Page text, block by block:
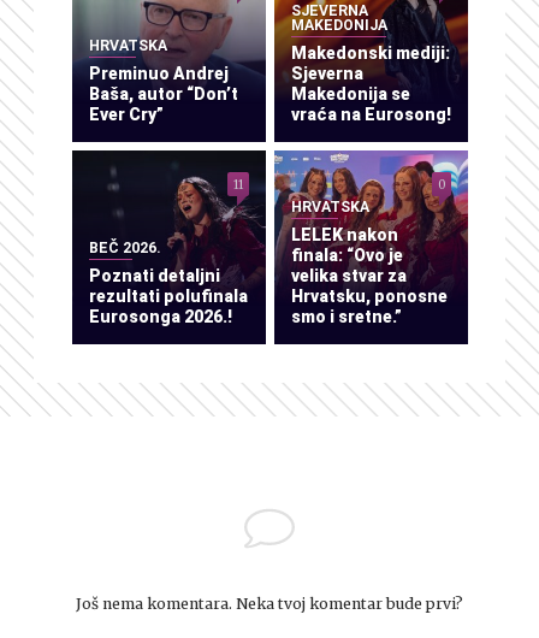
HRVATSKA
Preminuo Andrej
Baša, autor “Don’t
Ever Cry”
SJEVERNA
MAKEDONIJA
Makedonski mediji:
Sjeverna
Makedonija se
vraća na Eurosong!
BEČ 2026.
Poznati detaljni
rezultati polufinala
Eurosonga 2026.!
11
HRVATSKA
LELEK nakon
finala: “Ovo je
velika stvar za
Hrvatsku, ponosne
smo i sretne.”
0
Još nema komentara. Neka tvoj komentar bude prvi?